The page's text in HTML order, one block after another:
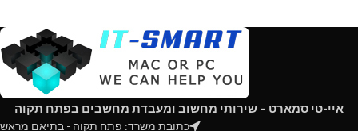
איי-טי סמארט – שירותי מחשוב ומעבדת מחשבים בפתח תקוה
כתובת משרד: פתח תקוה - בתיאם מראש